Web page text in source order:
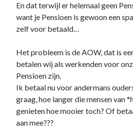
Algemeen
Asperger
Belangrijk !
Buitenland
Demonstratie
Economie
Facebook Archief
Fictie & Feit
Filmhuis
Natuur
En dat terwijl er helemaal geen
want je Pensioen is gewoon een
zelf voor betaald…
Het probleem is de AOW, dat is
betalen wij als werkenden voor
Pensioen zijn.
Ik betaal nu voor andermans
graag, hoe langer die mensen van
genieten hoe mooier toch? Of
aan mee???